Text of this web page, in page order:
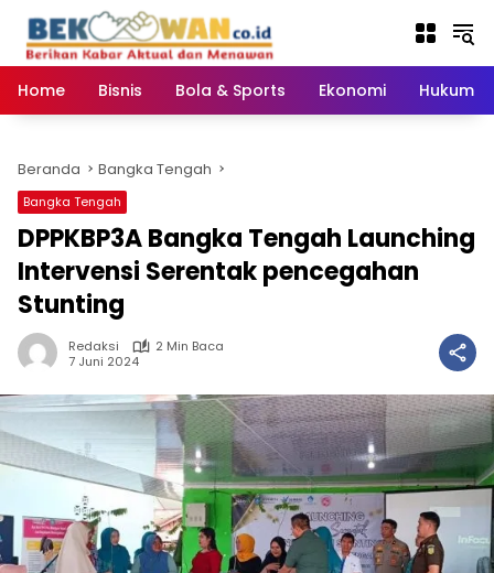
konten
Home
Bisnis Bola & Sports Ekonomi Hukum
Beranda Bangka Tengah
Bangka Tengah
DPPKBP3A Bangka Tengah Launching
Intervensi Serentak pencegahan
Stunting
Redaksi
2 Min Baca
7 Juni 2024